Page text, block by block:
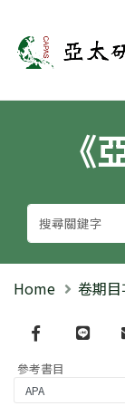
亞太研
《
Home 卷期目
Facebook
line
參考書目